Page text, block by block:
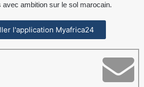
ambition sur le sol marocain.
l'application Myafrica24